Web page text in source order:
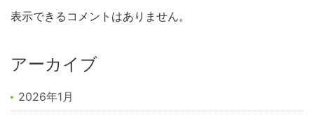
表示できるコメントはありません。
アーカイブ
2026年1月